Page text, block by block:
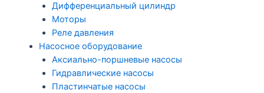
Дифференциальный цилиндр
Моторы
Реле давления
Насосное оборудование
Аксиально-поршневые насосы
Гидравлические насосы
Пластинчатые насосы